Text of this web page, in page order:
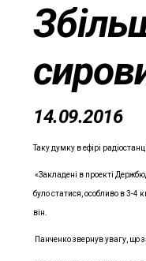
14.09.2016
Таку думку в ефірі
«Закладені в проекті
було статися, особливо в 3-4
він.
Панченко звернув увагу, що